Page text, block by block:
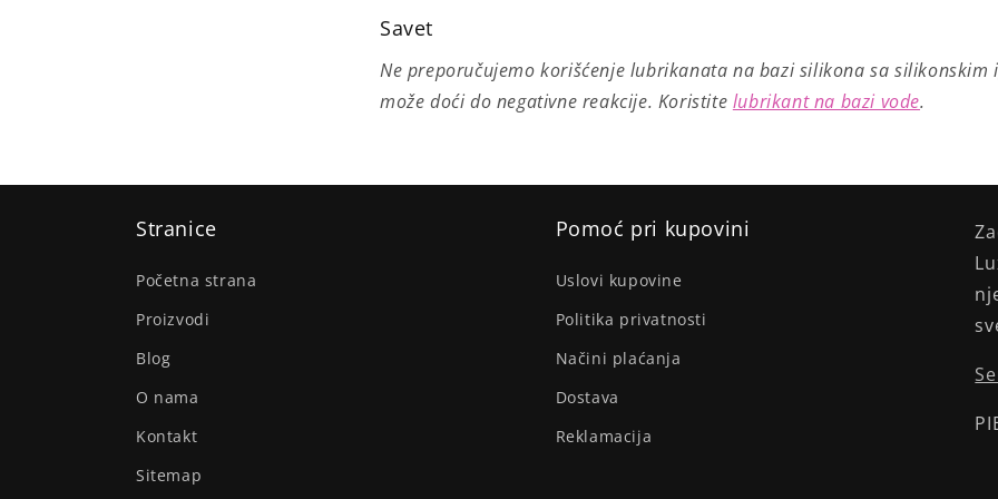
Savet
Ne preporučujemo korišćenje lubrikanata na bazi silikona sa silikonskim
može doći do negativne reakcije. Koristite lubrikant na bazi vode.
Stranice
Početna strana
Proizvodi
Blog
O nama
Kontakt
Sitemap
Pomoć pri kupovini
Uslovi kupovine
Politika privatnosti
Načini plaćanja
Dostava
Reklamacija